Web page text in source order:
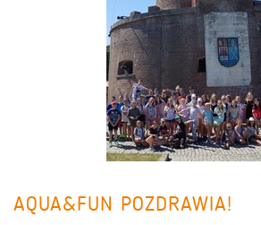
AQUA&FUN POZDRAWIA!